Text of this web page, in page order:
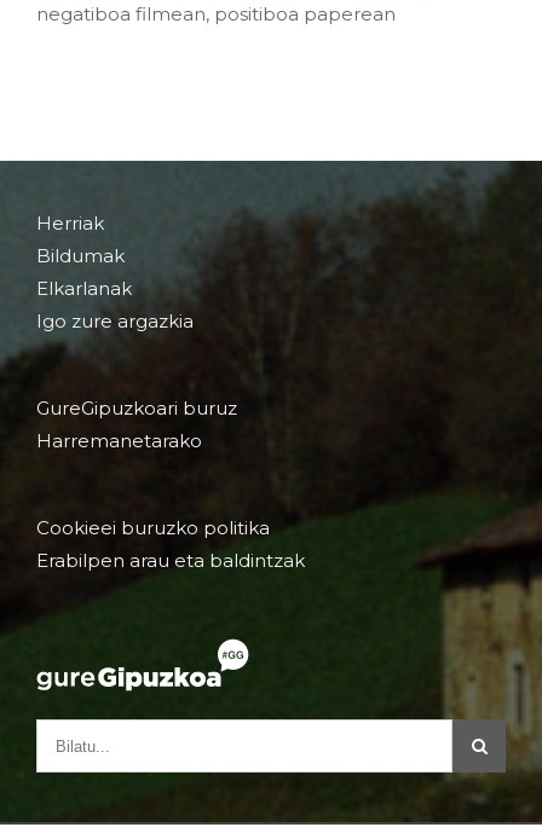
negatiboa filmean, positiboa paperean
Herriak
Bildumak
Elkarlanak
Igo zure argazkia
GureGipuzkoari buruz
Harremanetarako
Cookieei buruzko politika
Erabilpen arau eta baldintzak